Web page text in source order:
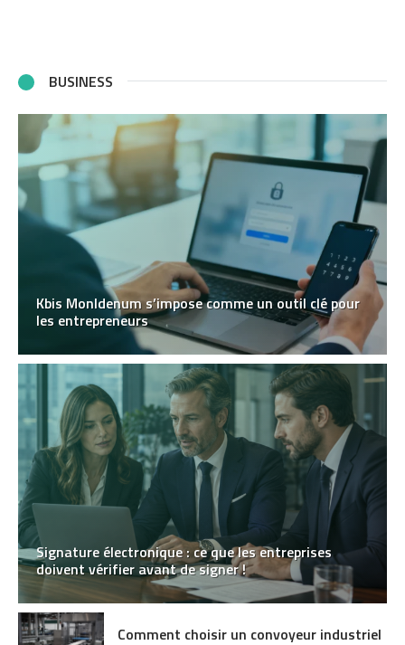
BUSINESS
Kbis MonIdenum s’impose comme un outil clé pour
les entrepreneurs
Signature électronique : ce que les entreprises
doivent vérifier avant de signer !
Comment choisir un convoyeur industriel